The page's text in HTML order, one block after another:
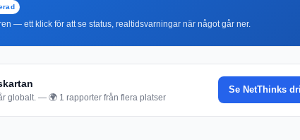
— ett klick för att se status, realtidsvarningar när något går ner.
globalt. — 🌍 1 rapporter från flera platser
Se NetThinks